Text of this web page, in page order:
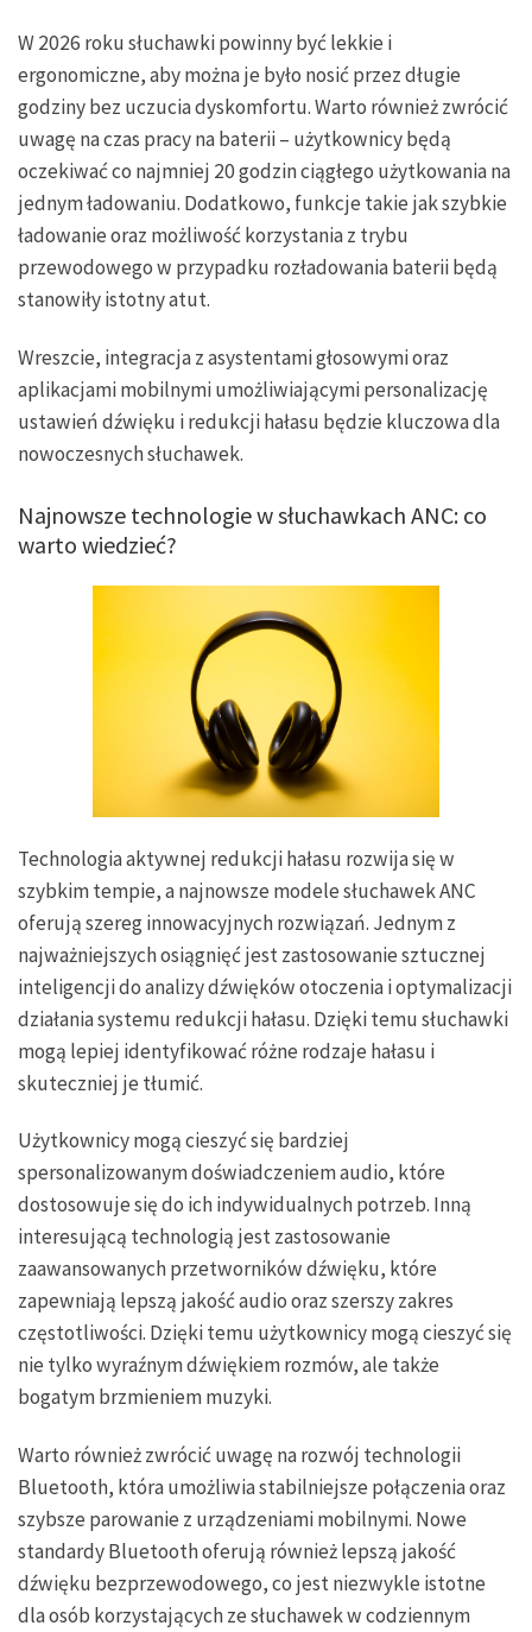
W 2026 roku słuchawki powinny być lekkie i
ergonomiczne, aby można je było nosić przez długie
godziny bez uczucia dyskomfortu. Warto również zwrócić
uwagę na czas pracy na baterii – użytkownicy będą
oczekiwać co najmniej 20 godzin ciągłego użytkowania na
jednym ładowaniu. Dodatkowo, funkcje takie jak szybkie
ładowanie oraz możliwość korzystania z trybu
przewodowego w przypadku rozładowania baterii będą
stanowiły istotny atut.
Wreszcie, integracja z asystentami głosowymi oraz
aplikacjami mobilnymi umożliwiającymi personalizację
ustawień dźwięku i redukcji hałasu będzie kluczowa dla
nowoczesnych słuchawek.
Najnowsze technologie w słuchawkach ANC: co
warto wiedzieć?
Technologia aktywnej redukcji hałasu rozwija się w
szybkim tempie, a najnowsze modele słuchawek ANC
oferują szereg innowacyjnych rozwiązań. Jednym z
najważniejszych osiągnięć jest zastosowanie sztucznej
inteligencji do analizy dźwięków otoczenia i optymalizacji
działania systemu redukcji hałasu. Dzięki temu słuchawki
mogą lepiej identyfikować różne rodzaje hałasu i
skuteczniej je tłumić.
Użytkownicy mogą cieszyć się bardziej
spersonalizowanym doświadczeniem audio, które
dostosowuje się do ich indywidualnych potrzeb. Inną
interesującą technologią jest zastosowanie
zaawansowanych przetworników dźwięku, które
zapewniają lepszą jakość audio oraz szerszy zakres
częstotliwości. Dzięki temu użytkownicy mogą cieszyć się
nie tylko wyraźnym dźwiękiem rozmów, ale także
bogatym brzmieniem muzyki.
Warto również zwrócić uwagę na rozwój technologii
Bluetooth, która umożliwia stabilniejsze połączenia oraz
szybsze parowanie z urządzeniami mobilnymi. Nowe
standardy Bluetooth oferują również lepszą jakość
dźwięku bezprzewodowego, co jest niezwykle istotne
dla osób korzystających ze słuchawek w codziennym